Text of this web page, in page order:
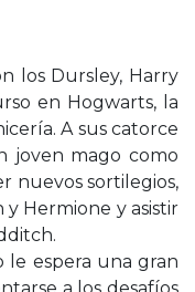
los Dursley, Harry
en Hogwarts, la
A sus catorce
joven mago como
nuevos sortilegios,
y Hermione y asistir
le espera una gran